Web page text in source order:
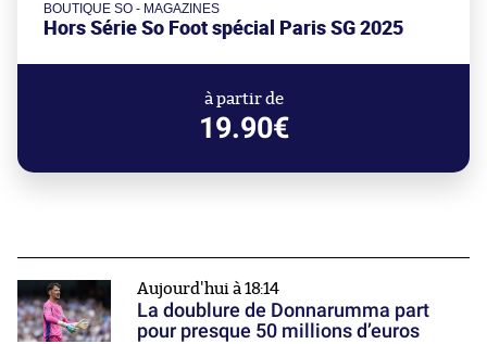
BOUTIQUE SO - MAGAZINES
Hors Série So Foot spécial Paris SG 2025
à partir de
19.90€
Aujourd'hui à 18:14
La doublure de Donnarumma part
pour presque 50 millions d’euros